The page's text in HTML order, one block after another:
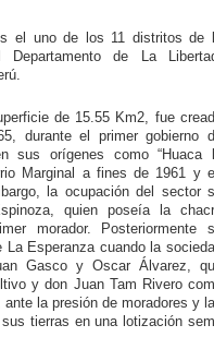
el uno de los 11 distritos de
de La
de 15.55 Km2, fue
durante el primer gobierno
sus orígenes como “Huaca
Marginal a fines de 1961 y
la ocupación del sector
quien poseía la
morador. Posteriormente
Esperanza cuando la
Gasco y Oscar Álvarez,
y don Juan Tam Rivero
la presión de moradores y
tierras en una lotización